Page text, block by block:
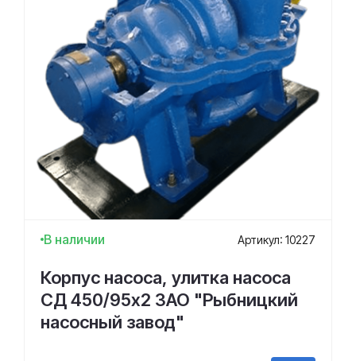
В наличии Артикул: 10227
Корпус насоса, улитка насоса
СД 450/95х2 ЗАО "Рыбницкий
насосный завод"